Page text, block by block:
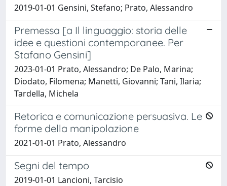
2019-01-01 Gensini, Stefano; Prato, Alessandro
Premessa [a Il linguaggio: storia delle
idee e questioni contemporanee. Per
Stafano Gensini]
2023-01-01 Prato, Alessandro; De Palo, Marina;
Diodato, Filomena; Manetti, Giovanni; Tani, Ilaria;
Tardella, Michela
Retorica e comunicazione persuasiva. Le
forme della manipolazione
2021-01-01 Prato, Alessandro
Segni del tempo
2019-01-01 Lancioni, Tarcisio